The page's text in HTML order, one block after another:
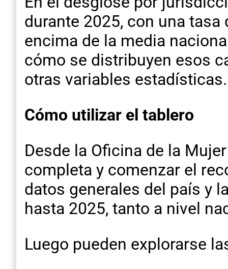
durante 2025, con una
encima de la media
cómo se distribuyen esos
otras variables estadísticas.
Cómo utilizar el tablero
Desde la Oficina de la
completa y comenzar el
datos generales del país y
hasta 2025, tanto a nivel
Luego pueden explorarse